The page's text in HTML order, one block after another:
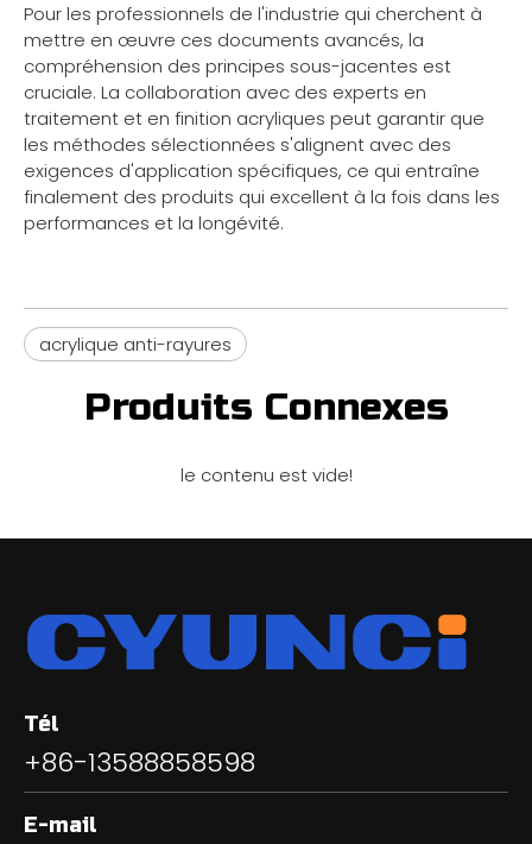
Pour les professionnels de l'industrie qui cherchent à
mettre en œuvre ces documents avancés, la
compréhension des principes sous-jacentes est
cruciale. La collaboration avec des experts en
traitement et en finition acryliques peut garantir que
les méthodes sélectionnées s'alignent avec des
exigences d'application spécifiques, ce qui entraîne
finalement des produits qui excellent à la fois dans les
performances et la longévité.
acrylique anti-rayures
Produits Connexes
le contenu est vide!
Tél
+86-13588858598
E-mail